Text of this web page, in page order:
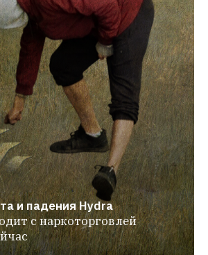
и падения Hydra
с наркоторговлей